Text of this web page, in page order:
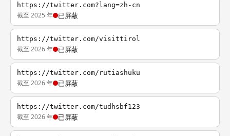
https://twitter.com?lang=zh-cn
截至 2025 年 已屏蔽
https://twitter.com/visittirol
截至 2026 年 已屏蔽
https://twitter.com/rutiashuku
截至 2026 年 已屏蔽
https://twitter.com/tudhsbf123
截至 2026 年 已屏蔽